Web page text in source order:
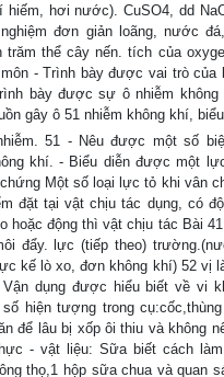
hiếm, hơi nước). CuSO4, dd
đơn giản loãng, nước
trăm thể cây nến. tích của
môn - Trình bày được vai trò
bày được sự ô nhiễm
gây ô 51 nhiễm không khí,
51 - Nêu được một số
khí. - Biểu diễn được một
Một số loại lực tỏ khi vân
đặt tại vật chịu tác dụng, có
hoặc động thì vật chịu tác Bài
đẩy. lực (tiếp theo)
kế lò xo, đơn không khí) 52 vị
Vận dụng được hiểu biết về vi
hiện tượng trong
để lâu bị xốp ôi thiu và không
- vật liệu: Sữa biết cách
thọ,1 hộp sữa chua và quan